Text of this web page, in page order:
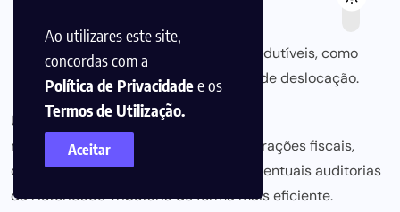
Ao utilizares este site,
concordas com a
Política de Privacidadee os
Termos de Utilização.
Aceitar
Manter um registo das despesas dedutíveis, como
material de escritório ou despesas de deslocação.
Uma gestão financeira organizada
não só facilita a preparação das declaraçõesfiscais,
como também permite responder a eventuais auditorias
da Autoridade Tributária de forma mais eficiente.